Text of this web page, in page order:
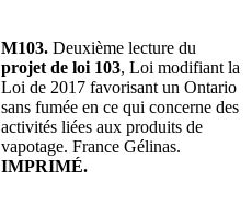
M103. Deuxième lecture du
projet de loi 103, Loi modifiant la
Loi de 2017 favorisant un Ontario
sans fumée en ce qui concerne des
activités liées aux produits de
vapotage. France Gélinas.
IMPRIMÉ.